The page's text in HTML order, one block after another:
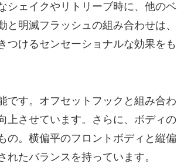
シェイクやリトリーブ時に、他のベ
明滅フラッシュの組み合わせは、
つけるセンセーショナルな効果をも
です。オフセットフックと組み合わ
上させています。さらに、ボディの
の。横偏平のフロントボディと縦偏
たバランスを持っています。